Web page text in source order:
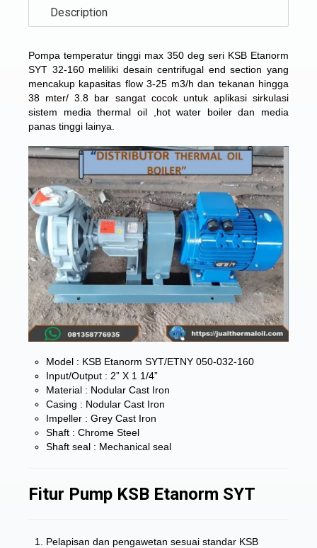
Description
Pompa temperatur tinggi max 350 deg seri KSB Etanorm
SYT 32-160meliliki desain centrifugal end section yang
mencakup kapasitas flow 3-25 m3/h dan tekanan hingga
38 mter/ 3.8 bar sangat cocok untuk aplikasi sirkulasi
sistem media thermal oil ,hot water boiler dan media
panas tinggi lainya.
Model : KSB Etanorm SYT/ETNY 050-032-160
Input/Output : 2” X 1 1/4”
Material : Nodular Cast Iron
Casing : Nodular Cast Iron
Impeller : Grey Cast Iron
Shaft : Chrome Steel
Shaft seal : Mechanical seal
Fitur Pump KSB Etanorm SYT
Pelapisan dan pengawetan sesuai standar KSB